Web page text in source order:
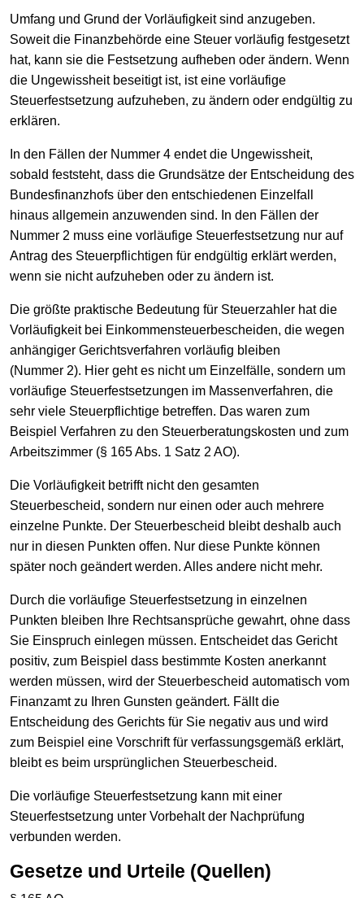
Umfang und Grund der Vorläufigkeit sind anzugeben.
Soweit die Finanzbehörde eine Steuer vorläufig festgesetzt
hat, kann sie die Festsetzung aufheben oder ändern. Wenn
die Ungewissheit beseitigt ist, ist eine vorläufige
Steuerfestsetzung aufzuheben, zu ändern oder endgültig zu
erklären.
In den Fällen der Nummer 4 endet die Ungewissheit,
sobald feststeht, dass die Grundsätze der Entscheidung des
Bundesfinanzhofs über den entschiedenen Einzelfall
hinaus allgemein anzuwenden sind. In den Fällen der
Nummer 2 muss eine vorläufige Steuerfestsetzung nur auf
Antrag des Steuerpflichtigen für endgültig erklärt werden,
wenn sie nicht aufzuheben oder zu ändern ist.
Die größte praktische Bedeutung für Steuerzahler hat die
Vorläufigkeit bei Einkommensteuerbescheiden, die wegen
anhängiger Gerichtsverfahren vorläufig bleiben
(Nummer 2). Hier geht es nicht um Einzelfälle, sondern um
vorläufige Steuerfestsetzungen im Massenverfahren, die
sehr viele Steuerpflichtige betreffen. Das waren zum
Beispiel Verfahren zu den Steuerberatungskosten und zum
Arbeitszimmer (§ 165 Abs. 1 Satz 2 AO).
Die Vorläufigkeit betrifft nicht den gesamten
Steuerbescheid, sondern nur einen oder auch mehrere
einzelne Punkte. Der Steuerbescheid bleibt deshalb auch
nur in diesen Punkten offen. Nur diese Punkte können
später noch geändert werden. Alles andere nicht mehr.
Durch die vorläufige Steuerfestsetzung in einzelnen
Punkten bleiben Ihre Rechtsansprüche gewahrt, ohne dass
Sie Einspruch einlegen müssen. Entscheidet das Gericht
positiv, zum Beispiel dass bestimmte Kosten anerkannt
werden müssen, wird der Steuerbescheid automatisch vom
Finanzamt zu Ihren Gunsten geändert. Fällt die
Entscheidung des Gerichts für Sie negativ aus und wird
zum Beispiel eine Vorschrift für verfassungsgemäß erklärt,
bleibt es beim ursprünglichen Steuerbescheid.
Die vorläufige Steuerfestsetzung kann mit einer
Steuerfestsetzung unter Vorbehalt der Nachprüfung
verbunden werden.
Gesetze und Urteile (Quellen)